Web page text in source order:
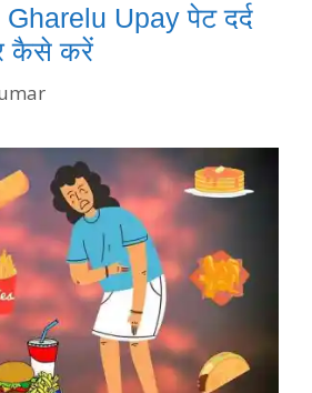
Upay पेट दर्द
कैसे करें